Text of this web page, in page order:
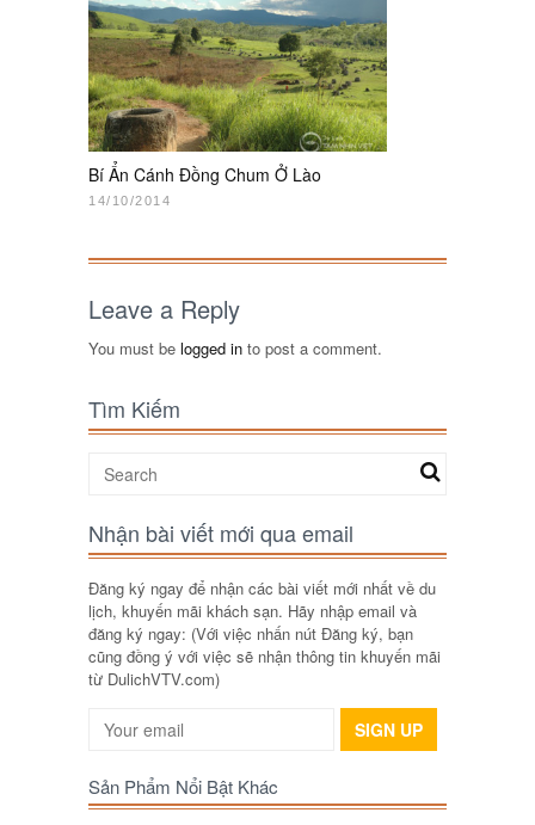
Bí Ẩn Cánh Đồng Chum Ở Lào
14/10/2014
Leave a Reply
You must be logged in to post a comment.
Tìm Kiếm
Nhận bài viết mới qua email
Đăng ký ngay để nhận các bài viết mới nhất về du
lịch, khuyến mãi khách sạn. Hãy nhập email và
đăng ký ngay: (Với việc nhấn nút Đăng ký, bạn
cũng đồng ý với việc sẽ nhận thông tin khuyến mãi
từ DulichVTV.com)
SIGN UP
Sản Phẩm Nổi Bật Khác